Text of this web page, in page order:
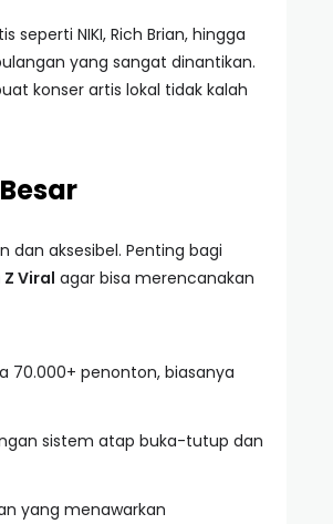
seperti NIKI, Rich Brian, hingga
yang sangat dinantikan.
konser artis lokal tidak kalah
aksesibel. Penting bagi
Viral agar bisa merencanakan
70.000+ penonton, biasanya
sistem atap buka-tutup dan
yang menawarkan